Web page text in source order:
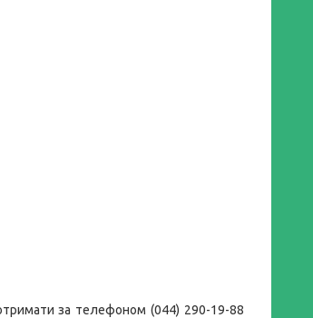
за телефоном (044) 290-19-88